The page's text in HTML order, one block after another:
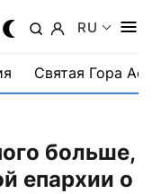
RU
Святая Гора
больше,
епархии о